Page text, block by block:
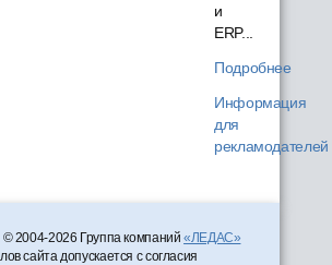
и
ERP...
Подробнее
Информация
для
рекламодателей
2004-2026 Группа компаний«ЛЕДАС»
сайта допускается с согласия